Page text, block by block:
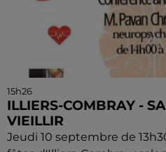
15h26
ILLIERS-COMBRAY -
VIEILLIR
Jeudi 10 septembre de